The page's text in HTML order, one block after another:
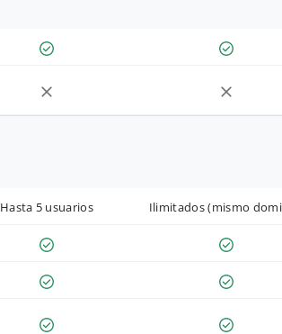
Hasta 5 usuarios Ilimitados (mismo